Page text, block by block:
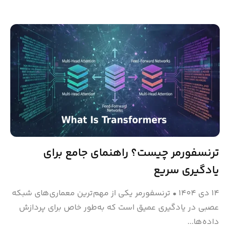
ترنسفورمر چیست؟ راهنمای جامع برای
یادگیری سریع
۱۴ دی ۱۴۰۴ • ترنسفورمر یکی از مهم‌ترین معماری‌های شبکه
عصبی در یادگیری عمیق است که به‌طور خاص برای پردازش
داده‌ها...